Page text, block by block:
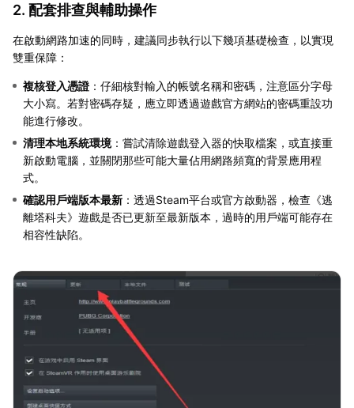
2. 配套排查與輔助操作
在啟動網路加速的同時，建議同步執行以下幾項基礎檢查，以實現
雙重保障：
複核登入憑證：仔細核對輸入的帳號名稱和密碼，注意區分字母
大小寫。若對密碼存疑，應立即透過遊戲官方網站的密碼重設功
能進行修改。
清理本地系統環境：嘗試清除遊戲登入器的快取檔案，或直接重
新啟動電腦，並關閉那些可能大量佔用網路頻寬的背景應用程
式。
確認用戶端版本最新 ：透過Steam平台或官方啟動器，檢查《逃
離塔科夫》遊戲是否已更新至最新版本，過時的用戶端可能存在
相容性缺陷。